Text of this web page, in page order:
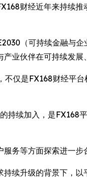
财经近年来持续
（可持续金融与
业伙伴在可持续发
仅是FX168财经平
持续加入，是FX168
务等方面探索进一
续升级的背景下，